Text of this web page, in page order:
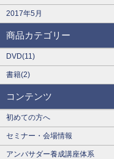
2017年5月
商品カテゴリー
DVD(11)
書籍(2)
コンテンツ
初めての方へ
セミナー・会場情報
アンバサダー養成講座体系